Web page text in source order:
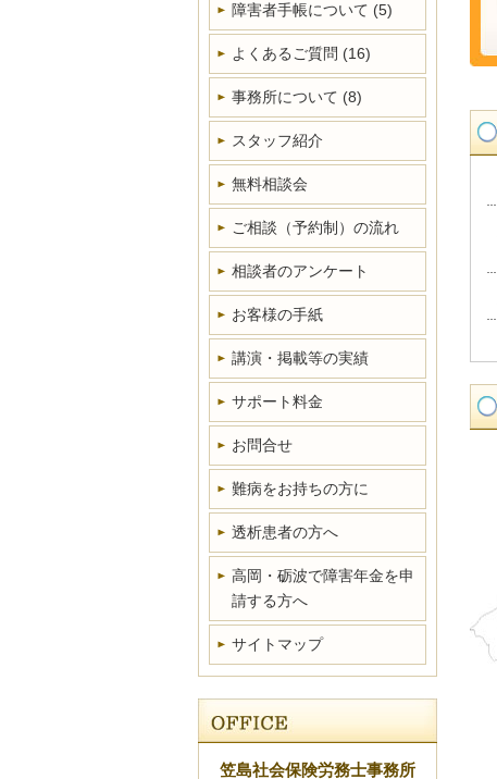
障害者手帳について (5)
よくあるご質問 (16)
事務所について (8)
スタッフ紹介
無料相談会
ご相談（予約制）の流れ
相談者のアンケート
お客様の手紙
講演・掲載等の実績
サポート料金
お問合せ
難病をお持ちの方に
透析患者の方へ
高岡・砺波で障害年金を申
請する方へ
サイトマップ
笠島社会保険労務士事務所